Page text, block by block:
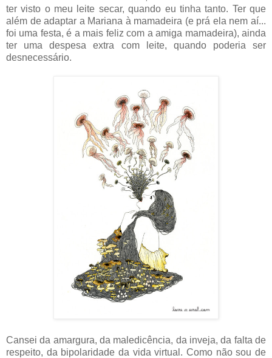
ter visto o meu leite secar, quando eu tinha tanto. Ter que
além de adaptar a Mariana à mamadeira (e prá ela nem aí...
foi uma festa, é a mais feliz com a amiga mamadeira), ainda
ter uma despesa extra com leite, quando poderia ser
desnecessário.
Cansei da amargura, da maledicência, da inveja, da falta de
respeito, da bipolaridade da vida virtual. Como não sou de